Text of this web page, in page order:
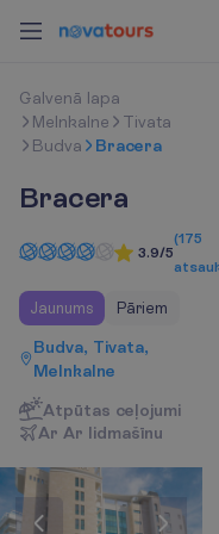
Galvenā lapa
Melnkalne
Tivata
Budva
Bracera
Bracera
3.9/5
(175
Jaunums Pāriem
Budva, Tivata,
Melnkalne
Atpūtas ceļojumi
Ar Ar lidmašīnu